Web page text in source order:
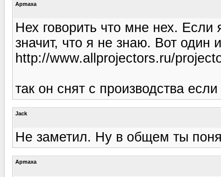
Apmaxa
Нех говорить что мне нех. Если
значит, что я не знаю. Вот один
http://www.allprojectors.ru/
так он снят с производства
Jack
Не заметил. Ну в общем ты
Apmaxa